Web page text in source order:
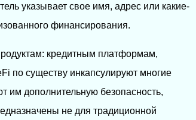
указывает свое имя, адрес или какие-
финансирования.
кредитным платформам,
по существу инкапсулируют многие
им дополнительную безопасность,
не для традиционной